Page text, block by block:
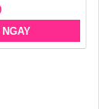
NGAY